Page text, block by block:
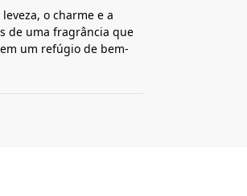
o charme e a
de uma fragrância que
um refúgio de bem-